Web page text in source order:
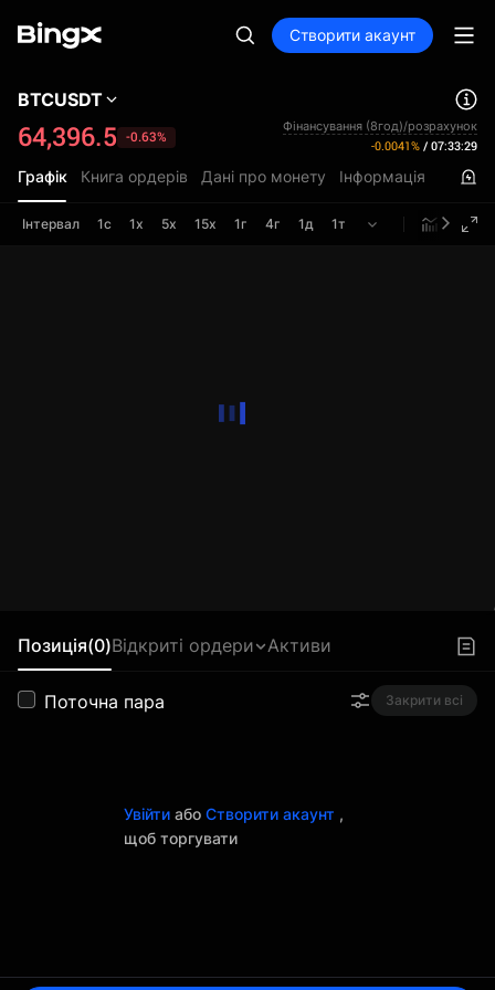
Створити акаунт
BTCUSDT
64,396.5 -0.63%
Фінансування (8год)/розрахунок
-0.0041% / 07:33:28
Графік Книга ордерів Дані про монету Інформація
Інтервал 1с 1х 5х 15х 1г 4г 1д 1т
Позиція(0)Відкриті ордери Активи
Поточна пара Закрити всі
Увійти або Створити акаунт ,
щоб торгувати